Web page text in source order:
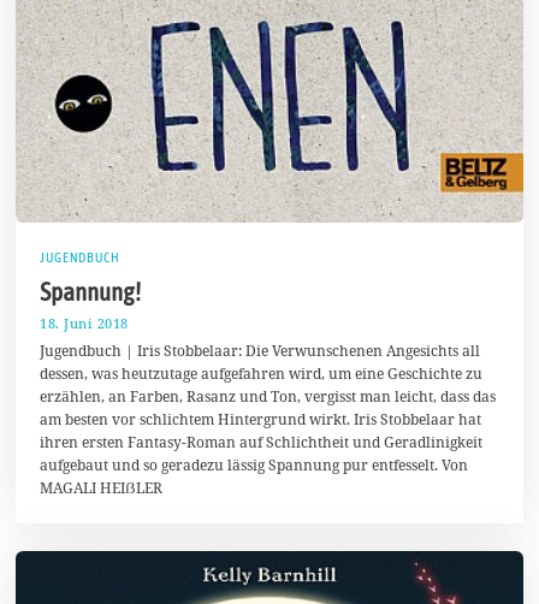
JUGENDBUCH
Spannung!
18. Juni 2018
.
J
u
n
i
2
0
1
Jugendbuch | Iris Stobbelaar: Die Verwunschenen Angesichts all
dessen, was heutzutage aufgefahren wird, um eine Geschichte zu
erzählen, an Farben, Rasanz und Ton, vergisst man leicht, dass das
am besten vor schlichtem Hintergrund wirkt. Iris Stobbelaar hat
ihren ersten Fantasy-Roman auf Schlichtheit und Geradlinigkeit
aufgebaut und so geradezu lässig Spannung pur entfesselt. Von
MAGALI HEIẞLER